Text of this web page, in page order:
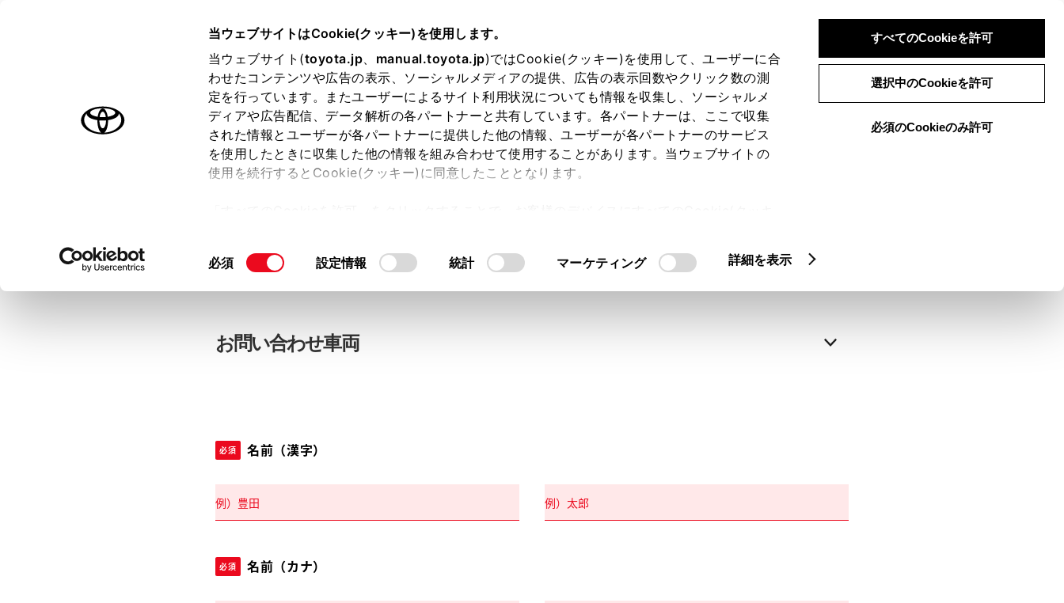
は必須です。
当ウェブサイトはCookie(クッキー)を使用します。
当ウェブサイト(toyota.jp、 manual.toyota.jp)ではCookie(クッキー)を使用して、ユーザーに合
わせたコンテンツや広告の表示、ソーシャルメディアの提供、広告の表示回数やクリック数の測
定を行っています。またユーザーによるサイト利用状況についても情報を収集し、ソーシャルメ
ディアや広告配信、データ解析の各パートナーと共有しています。各パートナーは、ここで収集
された情報とユーザーが各パートナーに提供した他の情報、ユーザーが各パートナーのサービス
を使用したときに収集した他の情報を組み合わせて使用することがあります。当ウェブサイトの
使用を続行するとCookie(クッキー)に同意したこととなります。
て」をご覧ください。
同
択
必須 設定情報 統計 マーケティング 詳細を表示
すべてのCookieを許可
選択中のCookieを許可
必須のCookieのみ許可
中古車：お問い合わせ
お客さま情報の入力 入力内容のご確認
ログインして自動入力
お問い合わせ車両
必須 名前（漢字）
必須 名前（カナ）